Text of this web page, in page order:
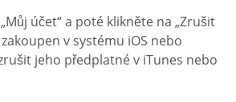
účet“ a poté klikněte na „Zrušit
v systému iOS nebo
jeho předplatné v iTunes nebo